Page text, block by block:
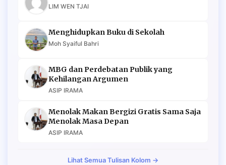
LIM WEN TJAI
Menghidupkan Buku di Sekolah
Moh Syaiful Bahri
MBG dan Perdebatan Publik yang
Kehilangan Argumen
ASIP IRAMA
Menolak Makan Bergizi Gratis Sama Saja
Menolak Masa Depan
ASIP IRAMA
Lihat Semua Tulisan Kolom →